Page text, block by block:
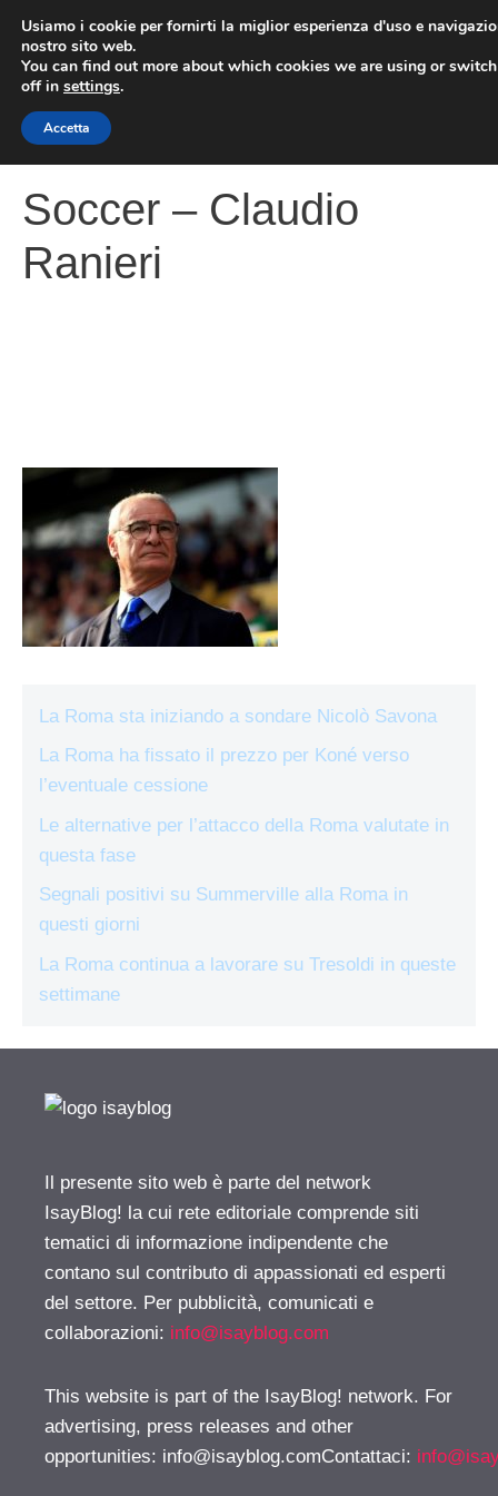
contenuto
Soccer – Claudio
Ranieri
La Roma sta iniziando a sondare Nicolò Savona
La Roma ha fissato il prezzo per Koné verso
l’eventuale cessione
Le alternative per l’attacco della Roma valutate in
questa fase
Segnali positivi su Summerville alla Roma in
questi giorni
La Roma continua a lavorare su Tresoldi in queste
settimane
Il presente sito web è parte del network
IsayBlog! la cui rete editoriale comprende siti
tematici di informazione indipendente che
contano sul contributo di appassionati ed esperti
del settore. Per pubblicità, comunicati e
collaborazioni: info@isayblog.com
This website is part of the IsayBlog! network. For
advertising, press releases and other
opportunities: info@isayblog.comContattaci:
Usiamo i cookie per fornirti la miglior esperienza d'uso e
nostro sito web.
You can find out more about which cookies we are using or
off in settings.
Accetta